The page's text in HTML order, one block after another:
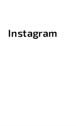
Instagram